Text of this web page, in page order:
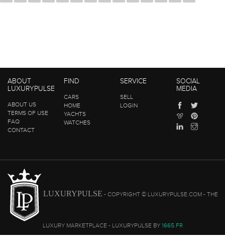
ABOUT
LUXURYPULSE
ABOUT US
TERMS OF USE
FAQ
CONTACT
FIND
CARS
HOME
YACHTS
WATCHES
SERVICE
SELL
LOGIN
SOCIAL
MEDIA
LUXURYPULSE - COPYRIGHT © LUXURYPULSE.COM - THE
LUXURY MARKETPLACE - LUXURYPULSE BY 1665.FR